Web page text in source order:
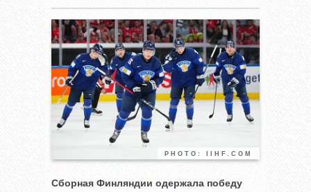
PHOTO: IIHF.COM
Сборная Финляндии одержала победу